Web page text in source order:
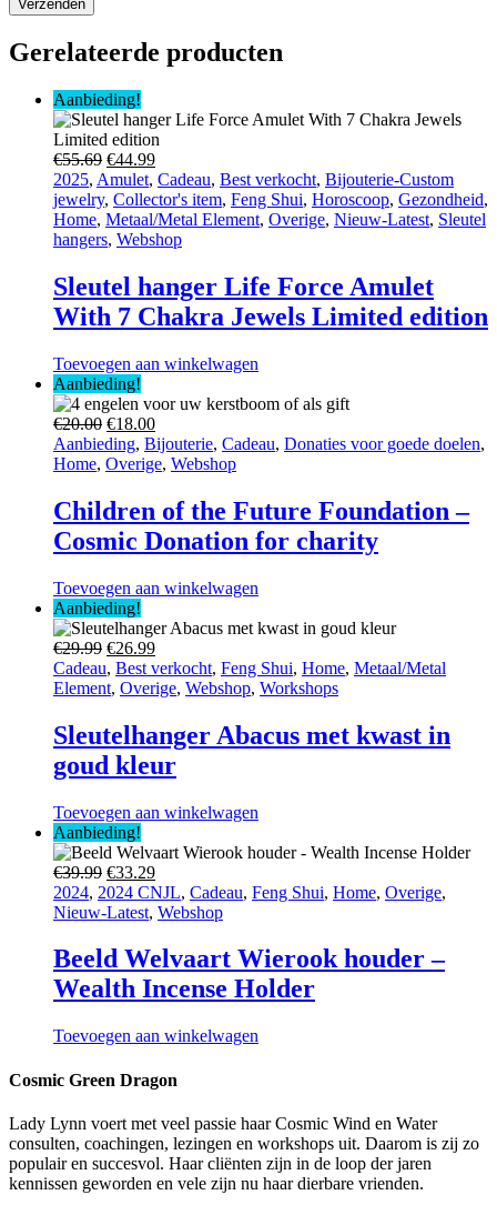
Gerelateerde producten
Aanbieding!
€55.69 Oorspronkelijke
prijs
was:
€55.69.
€44.99Huidige
prijs
is:
€44.99.
2025, Amulet, Cadeau, Best verkocht, Bijouterie-Custom
jewelry, Collector's item, Feng Shui, Horoscoop, Gezondheid,
Home, Metaal/Metal Element, Overige, Nieuw-Latest, Sleutel
hangers, Webshop
Sleutel hanger Life Force Amulet
With 7 Chakra Jewels Limited edition
Toevoegen aan winkelwagen
Aanbieding!
€20.00 Oorspronkelijke
prijs
was:
€18.00Huidige
prijs
is:
Aanbieding, Bijouterie, Cadeau, Donaties voor goede doelen,
Home, Overige, Webshop
Children of the Future Foundation –
Cosmic Donation for charity
Toevoegen aan winkelwagen
Aanbieding!
€29.99 Oorspronkelijke
prijs
was:
€26.99Huidige
prijs
is:
Cadeau, Best verkocht, Feng Shui, Home, Metaal/Metal
Element, Overige, Webshop, Workshops
Sleutelhanger Abacus met kwast in
goud kleur
Toevoegen aan winkelwagen
Aanbieding!
€39.99 Oorspronkelijke
prijs
was:
€33.29Huidige
prijs
is:
2024, 2024 CNJL, Cadeau, Feng Shui, Home, Overige,
Nieuw-Latest, Webshop
Beeld Welvaart Wierook houder –
Wealth Incense Holder
Toevoegen aan winkelwagen
Cosmic Green Dragon
Lady Lynn voert met veel passie haar Cosmic Wind en Water
consulten, coachingen, lezingen en workshops uit. Daarom is zij zo
populair en succesvol. Haar cliënten zijn in de loop der jaren
kennissen geworden en vele zijn nu haar dierbare vrienden.